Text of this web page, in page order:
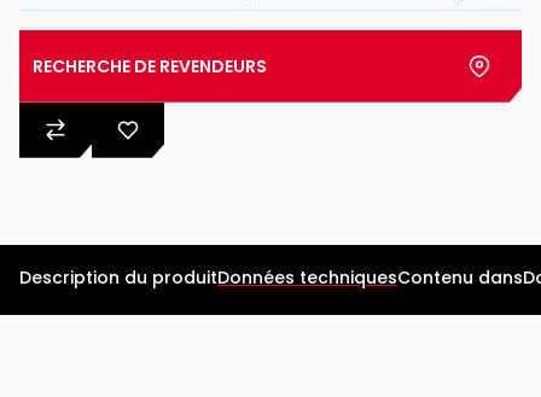
RECHERCHE DE REVENDEURS
Description du produitDonnées techniquesContenu dans